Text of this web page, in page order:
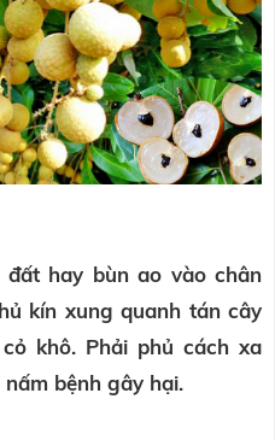
hay bùn ao vào chân
kín xung quanh tán cây
khô. Phải phủ cách xa
bệnh gây hại.